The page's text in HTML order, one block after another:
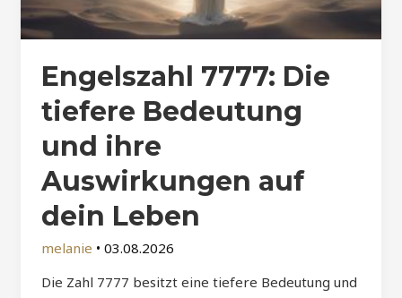
Engelszahl 7777: Die
tiefere Bedeutung
und ihre
Auswirkungen auf
dein Leben
melanie • 03.08.2026
Die Zahl 7777 besitzt eine tiefere Bedeutung und